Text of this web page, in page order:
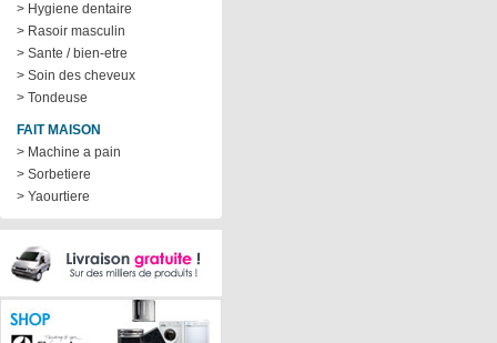
> Hygiene dentaire
> Rasoir masculin
> Sante / bien-etre
> Soin des cheveux
> Tondeuse
FAIT MAISON
> Machine a pain
> Sorbetiere
> Yaourtiere